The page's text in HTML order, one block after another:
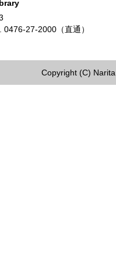
27-2000（直通）
Copyright (C)